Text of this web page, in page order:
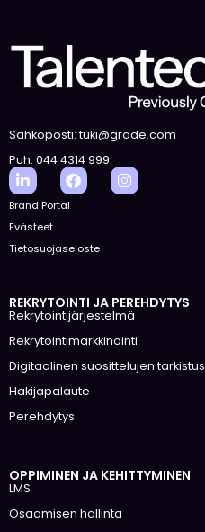
Sähköposti: tuki@grade.com
Puh: 044 4314 999
Brand Portal
Evästeet
Tietosuojaseloste
REKRYTOINTI JA PEREHDYTYS
Rekrytointijärjestelmä
Rekrytointimarkkinointi
Digitaalinen suosittelujen tarkistus
Hakijapalaute
Perehdytys
OPPIMINEN JA KEHITTYMINEN
LMS
Osaamisen hallinta